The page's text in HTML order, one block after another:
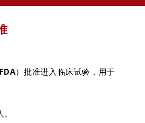
FDA）批准进入临床试验，用于